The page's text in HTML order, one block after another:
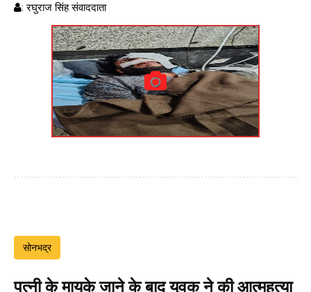
: रघुराज सिंह संवाददाता
सोनभद्र
पत्नी के मायके जाने के बाद युवक ने की आत्महत्या